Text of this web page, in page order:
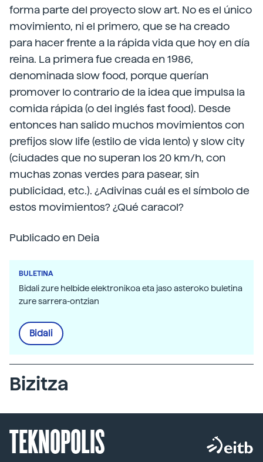
forma parte del proyecto slow art. No es el único
movimiento, ni el primero, que se ha creado
para hacer frente a la rápida vida que hoy en día
reina. La primera fue creada en 1986,
denominada slow food, porque querían
promover lo contrario de la idea que impulsa la
comida rápida (o del inglés fast food). Desde
entonces han salido muchos movimientos con
prefijos slow life (estilo de vida lento) y slow city
(ciudades que no superan los 20 km/h, con
muchas zonas verdes para pasear, sin
publicidad, etc.). ¿Adivinas cuál es el símbolo de
estos movimientos? ¿Qué caracol?
Publicado en Deia
BULETINA
Bidali zure helbide elektronikoa eta jaso asteroko buletina
zure sarrera-ontzian
Bidali
Bizitza
TEKNOPOLIS